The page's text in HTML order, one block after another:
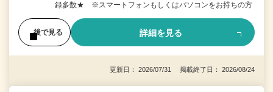
録多数★ ※スマートフォンもしくはパソコンをお持ちの方
後で見る 詳細を見る
更新日： 2026/07/31 掲載終了日： 2026/08/24